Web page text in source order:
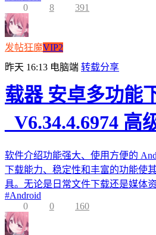
0
8 391
发帖狂魔VIP2
昨天 16:13 电脑端 转载分享
载器 安卓多功能
_V6.34.4.6974 高
软件介绍功能强大、使用方便的
下载能力、稳定性和丰富的功能使
具。无论是日常文件下载还是媒体
#Android
0
0 160